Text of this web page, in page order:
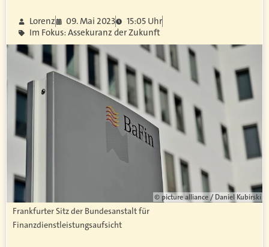
Lorenz 09. Mai 2023
15:05 Uhr
Im Fokus: Assekuranz der Zukunft
© picture alliance / Daniel Kubirski
Frankfurter Sitz der Bundesanstalt für
Finanzdienstleistungsaufsicht